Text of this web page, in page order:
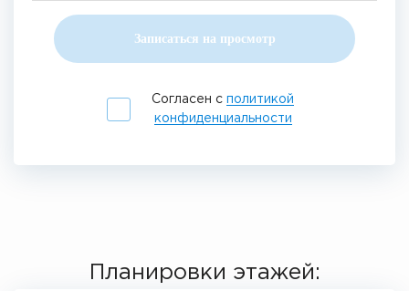
Записаться на просмотр
Согласен с политикой
конфиденциальности
Планировки этажей: